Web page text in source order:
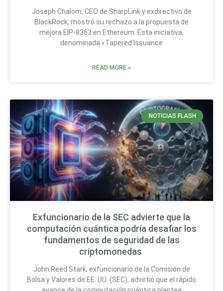
Joseph Chalom, CEO de SharpLink y exdirectivo de
BlackRock, mostró su rechazo a la propuesta de
mejora EIP-8363 en Ethereum. Esta iniciativa,
denominada «Tapered Issuance
READ MORE »
NOTICIAS FLASH
Exfuncionario de la SEC advierte que la
computación cuántica podría desafiar los
fundamentos de seguridad de las
criptomonedas
John Reed Stark, exfuncionario de la Comisión de
Bolsa y Valores de EE. UU. (SEC), advirtió que el rápido